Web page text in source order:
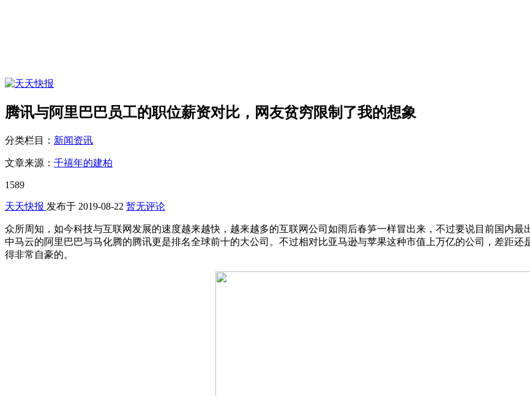
腾讯与阿里巴巴员工的职位薪资对比，网友贫穷限制了我的想象
分类栏目： 新闻资讯
文章来源： 千禧年的建柏
1589
天天快报 发布于 2019-08-22 暂无评论
众所周知，如今科技与互联网发展的速度越来越快，越来越多的互联网公司如雨后春笋一样冒出来，不过要说目前国内
中马云的阿里巴巴与马化腾的腾讯更是排名全球前十的大公司。不过相对比亚马逊与苹果这种市值上万亿的公司，差距
得非常自豪的。